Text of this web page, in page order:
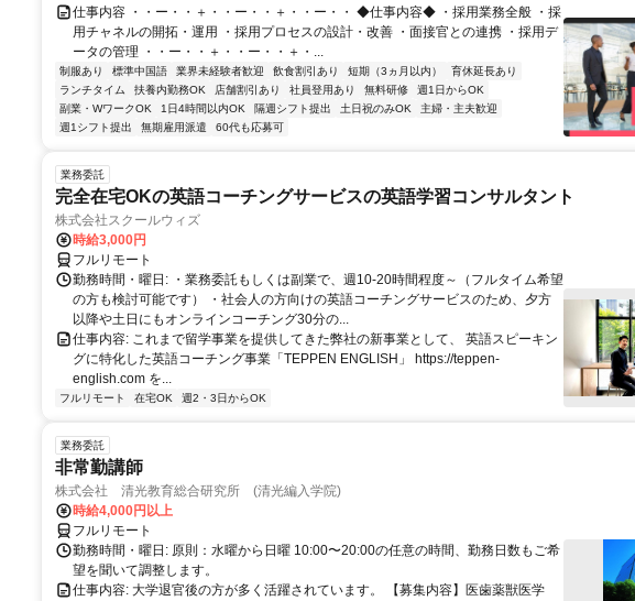
仕事内容 ・・ー・・＋・・ー・・＋・・ー・・ ◆仕事内容◆ ・採用業務全般 ・採
用チャネルの開拓・運用 ・採用プロセスの設計・改善 ・面接官との連携 ・採用デ
ータの管理 ・・ー・・＋・・ー・・＋・...
制服あり 標準中国語 業界未経験者歓迎 飲食割引あり 短期（3ヵ月以内）
育休延長あり
ランチタイム
扶養内勤務OK 店舗割引あり 社員登用あり 無料研修
週1日からOK
副業・WワークOK
1日4時間以内OK 隔週シフト提出 土日祝のみOK
主婦・主夫歓迎
週1シフト提出
無期雇用派遣 60代も応募可
業務委託
完全在宅OKの英語コーチングサービスの英語学習コンサルタント
株式会社スクールウィズ
時給3,000円
フルリモート
勤務時間・曜日: ・業務委託もしくは副業で、週10-20時間程度～（フルタイム希望
の方も検討可能です） ・社会人の方向けの英語コーチングサービスのため、夕方
以降や土日にもオンラインコーチング30分の...
仕事内容: これまで留学事業を提供してきた弊社の新事業として、 英語スピーキン
グに特化した英語コーチング事業「TEPPEN ENGLISH」 https://teppen-
english.com を...
フルリモート 在宅OK 週2・3日からOK
業務委託
非常勤講師
株式会社 清光教育総合研究所 (清光編入学院)
時給4,000円以上
フルリモート
勤務時間・曜日: 原則：水曜から日曜 10:00〜20:00の任意の時間、勤務日数もご希
望を聞いて調整します。
仕事内容: 大学退官後の方が多く活躍されています。 【募集内容】医歯薬獣医学